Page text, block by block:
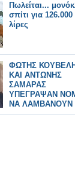
Πωλείται...
σπίτι για 126.000
λίρες
ΦΩΤΗΣ
ΚΑΙ ΑΝΤΩΝΗΣ
ΣΑΜΑΡΑΣ
ΥΠΕΓΡΑΨΑΝ
ΝΑ ΛΑΜΒΑΝΟΥΝ
ΣΥΝΤΑΞΗ ΟΙ